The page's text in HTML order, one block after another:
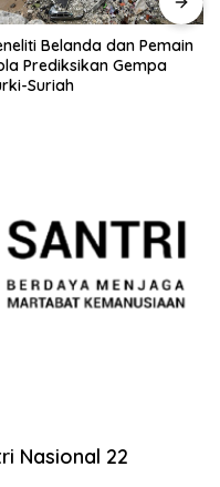
Belanda dan Pemain
Prediksikan Gempa
Suriah
Nasional 22